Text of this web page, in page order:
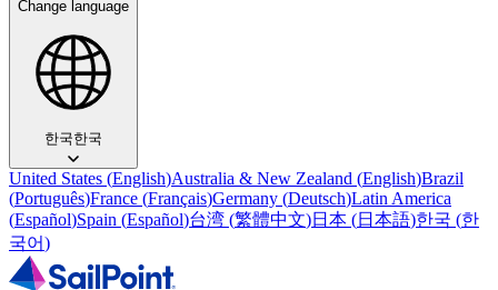
Change language
한국한국
United States (English)Australia & New Zealand (English)Brazil
(Português)France (Français)Germany (Deutsch)Latin America
(Español)Spain (Español)台湾 (繁體中文)日本 (日本語)한국 (한
국어)